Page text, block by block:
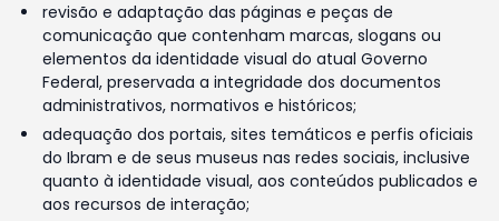
revisão e adaptação das páginas e peças de
comunicação que contenham marcas, slogans ou
elementos da identidade visual do atual Governo
Federal, preservada a integridade dos documentos
administrativos, normativos e históricos;
adequação dos portais, sites temáticos e perfis oficiais
do Ibram e de seus museus nas redes sociais, inclusive
quanto à identidade visual, aos conteúdos publicados e
aos recursos de interação;